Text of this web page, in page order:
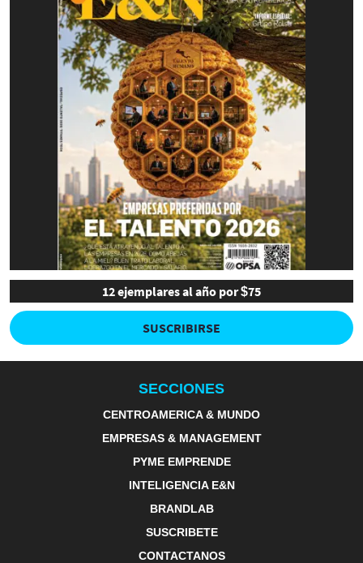
12 ejemplares al año por $75
SUSCRIBIRSE
SECCIONES
CENTROAMERICA & MUNDO
EMPRESAS & MANAGEMENT
PYME EMPRENDE
INTELIGENCIA E&N
BRANDLAB
SUSCRIBETE
CONTACTANOS